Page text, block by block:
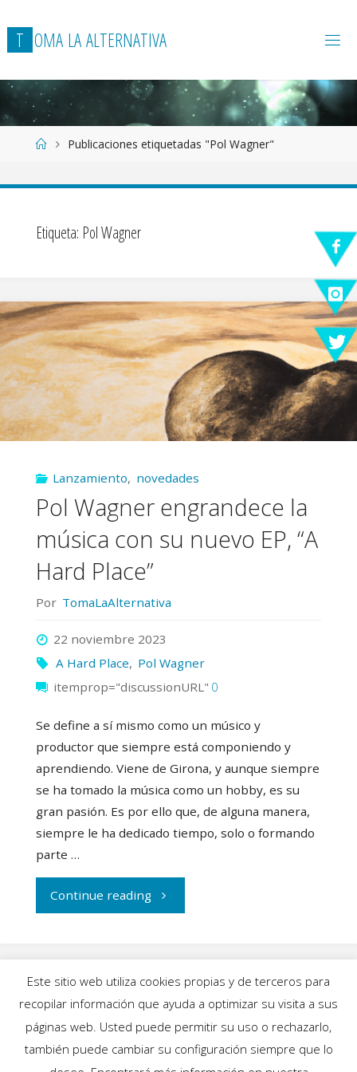
T OMA LAALTERNATIVA
Página
Inicio
Publicaciones etiquetadas "Pol Wagner"
Etiqueta: Pol Wagner
Lanzamiento, novedades
Pol Wagner engrandece la
música con su nuevo EP, “A
Hard Place”
Por TomaLaAlternativa
22 noviembre 2023
A Hard Place, Pol Wagner
itemprop="discussionURL" 0
Se define a sí mismo como un músico y
productor que siempre está componiendo y
aprendiendo. Viene de Girona, y aunque siempre
se ha tomado la música como un hobby, es su
gran pasión. Es por ello que, de alguna manera,
siempre le ha dedicado tiempo, solo o formando
parte …
Continue reading"Pol
la
música
Este sitio web utiliza cookies propias y de terceros para
recopilar información que ayuda a optimizar su visita a sus
páginas web. Usted puede permitir su uso o rechazarlo,
también puede cambiar su configuración siempre que lo